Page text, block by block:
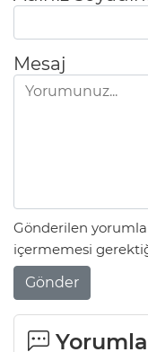
Mesaj
Gönderilen
içermemesi
Gönder